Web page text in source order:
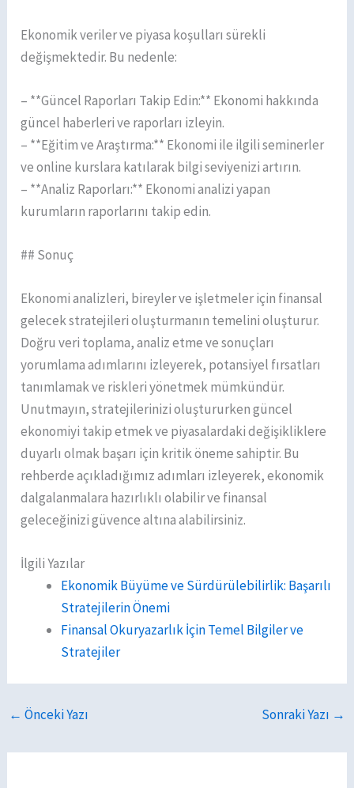
Ekonomik veriler ve piyasa koşulları sürekli
değişmektedir. Bu nedenle:
– **Güncel Raporları Takip Edin:** Ekonomi hakkında
güncel haberleri ve raporları izleyin.
– **Eğitim ve Araştırma:** Ekonomi ile ilgili seminerler
ve online kurslara katılarak bilgi seviyenizi artırın.
– **Analiz Raporları:** Ekonomi analizi yapan
kurumların raporlarını takip edin.
## Sonuç
Ekonomi analizleri, bireyler ve işletmeler için finansal
gelecek stratejileri oluşturmanın temelini oluşturur.
Doğru veri toplama, analiz etme ve sonuçları
yorumlama adımlarını izleyerek, potansiyel fırsatları
tanımlamak ve riskleri yönetmek mümkündür.
Unutmayın, stratejilerinizi oluştururken güncel
ekonomiyi takip etmek ve piyasalardaki değişikliklere
duyarlı olmak başarı için kritik öneme sahiptir. Bu
rehberde açıkladığımız adımları izleyerek, ekonomik
dalgalanmalara hazırlıklı olabilir ve finansal
geleceğinizi güvence altına alabilirsiniz.
İlgili Yazılar
Ekonomik Büyüme ve Sürdürülebilirlik: Başarılı
Stratejilerin Önemi
Finansal Okuryazarlık İçin Temel Bilgiler ve
Stratejiler
← Önceki Yazı Sonraki Yazı →